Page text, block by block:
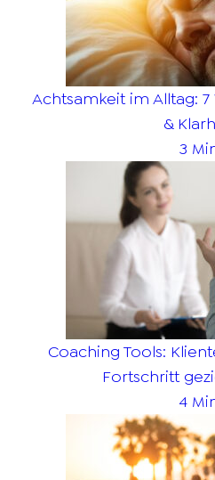
Achtsamkeit im Alltag:
&
3
Coaching Tools:
Fortschritt
4